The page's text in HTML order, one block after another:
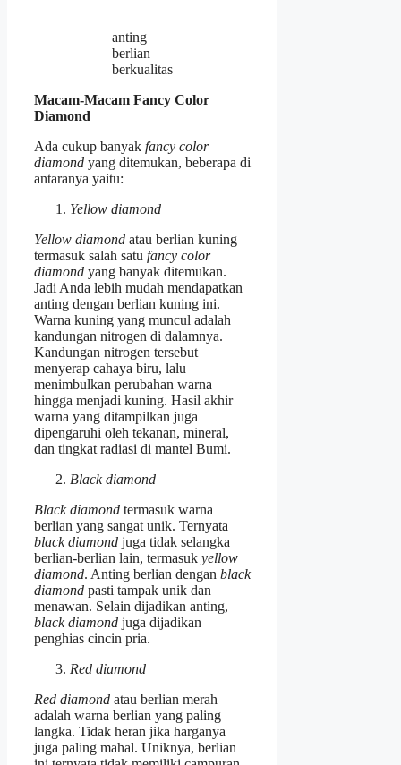
anting
berlian
berkualitas
Macam-Macam Fancy Color
Diamond
Ada cukup banyak fancy color
diamond yang ditemukan, beberapa di
antaranya yaitu:
Yellow diamond
Yellow diamond atau berlian kuning
termasuk salah satu fancy color
diamond yang banyak ditemukan.
Jadi Anda lebih mudah mendapatkan
anting dengan berlian kuning ini.
Warna kuning yang muncul adalah
kandungan nitrogen di dalamnya.
Kandungan nitrogen tersebut
menyerap cahaya biru, lalu
menimbulkan perubahan warna
hingga menjadi kuning. Hasil akhir
warna yang ditampilkan juga
dipengaruhi oleh tekanan, mineral,
dan tingkat radiasi di mantel Bumi.
Black diamond
Black diamond termasuk warna
berlian yang sangat unik. Ternyata
black diamond juga tidak selangka
berlian-berlian lain, termasuk yellow
diamond. Anting berlian dengan black
diamond pasti tampak unik dan
menawan. Selain dijadikan anting,
black diamond juga dijadikan
penghias cincin pria.
Red diamond
Red diamond atau berlian merah
adalah warna berlian yang paling
langka. Tidak heran jika harganya
juga paling mahal. Uniknya, berlian